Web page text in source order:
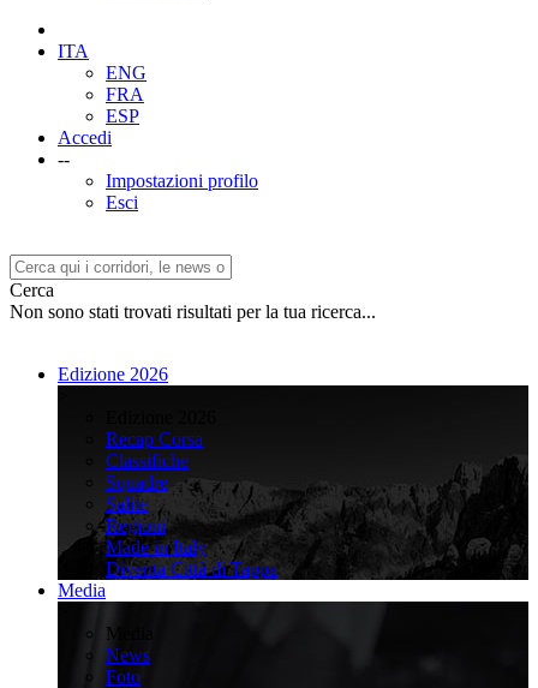
ITA
ENG
FRA
ESP
Accedi
--
Impostazioni profilo
Esci
Cerca
Non sono stati trovati risultati per la tua ricerca...
Edizione 2026
Recap Corsa
Classifiche
Squadre
Salite
Regioni
Made in Italy
Diventa Città di Tappa
Media
Media
News
Foto